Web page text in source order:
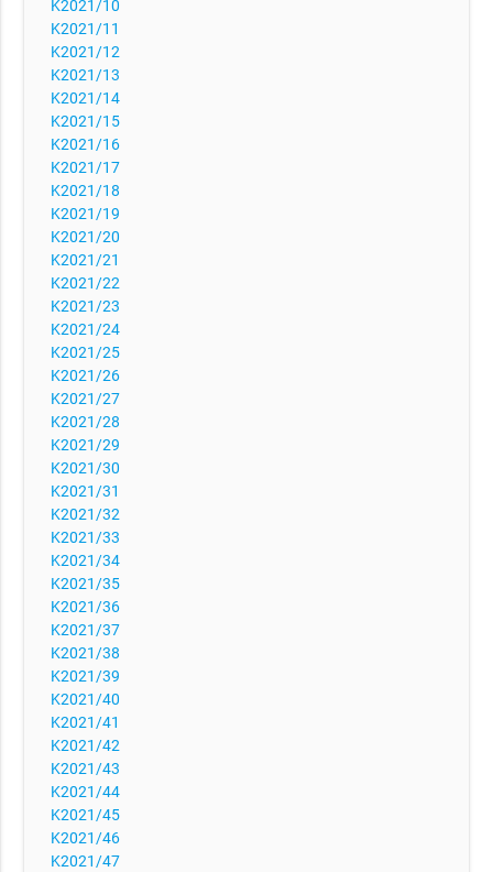
K2021/10
K2021/11
K2021/12
K2021/13
K2021/14
K2021/15
K2021/16
K2021/17
K2021/18
K2021/19
K2021/20
K2021/21
K2021/22
K2021/23
K2021/24
K2021/25
K2021/26
K2021/27
K2021/28
K2021/29
K2021/30
K2021/31
K2021/32
K2021/33
K2021/34
K2021/35
K2021/36
K2021/37
K2021/38
K2021/39
K2021/40
K2021/41
K2021/42
K2021/43
K2021/44
K2021/45
K2021/46
K2021/47